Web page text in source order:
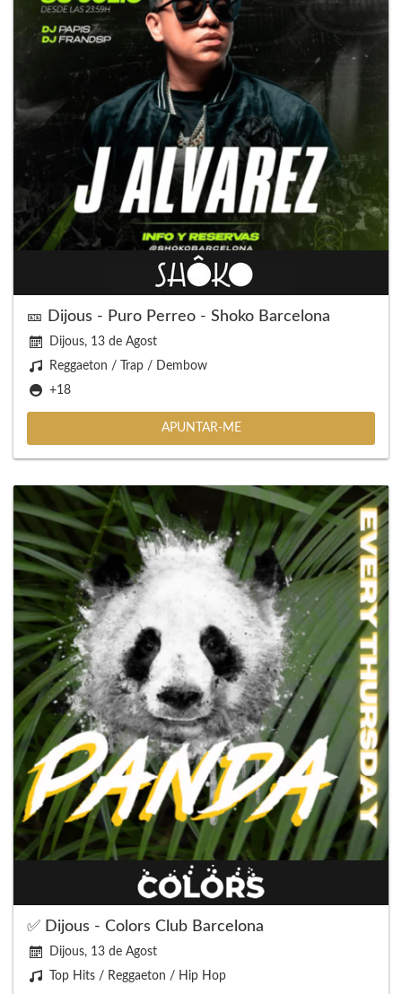
🎫 Dijous - Puro Perreo - Shoko Barcelona
Dijous, 13 de Agost
Reggaeton / Trap / Dembow
+18
APUNTAR-ME
✅ Dijous - Colors Club Barcelona
Dijous, 13 de Agost
Top Hits / Reggaeton / Hip Hop